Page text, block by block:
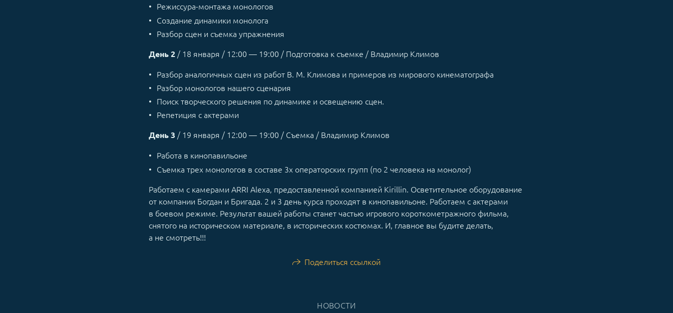
Режиссура-монтажа монологов
Создание динамики монолога
Разбор сцен и съемка упражнения
День 2 / 18 января / 12:00 — 19:00 / Подготовка к съемке / Владимир Климов
Разбор аналогичных сцен из работ В. М. Климова и примеров из мирового кинематографа
Разбор монологов нашего сценария
Поиск творческого решения по динамике и освещению сцен.
Репетиция с актерами
День 3 / 19 января / 12:00 — 19:00 / Съемка / Владимир Климов
Работа в кинопавильоне
Съемка трех монологов в составе 3х операторских групп (по 2 человека на монолог)
Работаем с камерами ARRI Alexa, предоставленной компанией Kirillin. Осветительное оборудование
от компании Богдан и Бригада. 2 и 3 день курса проходят в кинопавильоне. Работаем с актерами
в боевом режиме. Результат вашей работы станет частью игрового короткометражного фильма,
снятого на историческом материале, в исторических костюмах. И, главное вы будите делать,
а не смотреть!!!
Поделиться ссылкой
НОВОСТИ